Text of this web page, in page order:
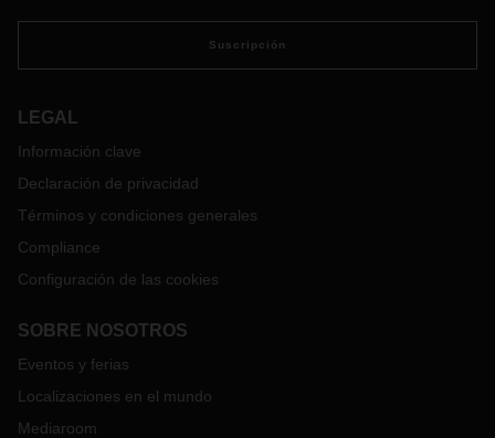
Suscripción
LEGAL
Información clave
Declaración de privacidad
Términos y condiciones generales
Compliance
Configuración de las cookies
SOBRE NOSOTROS
Eventos y ferias
Localizaciones en el mundo
Mediaroom